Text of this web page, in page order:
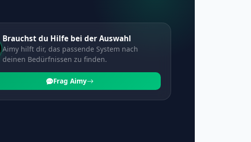
Brauchst du Hilfe bei der Auswahl
Aimy hilft dir, das passende System nach
deinen Bedürfnissen zu finden.
Frag Aimy